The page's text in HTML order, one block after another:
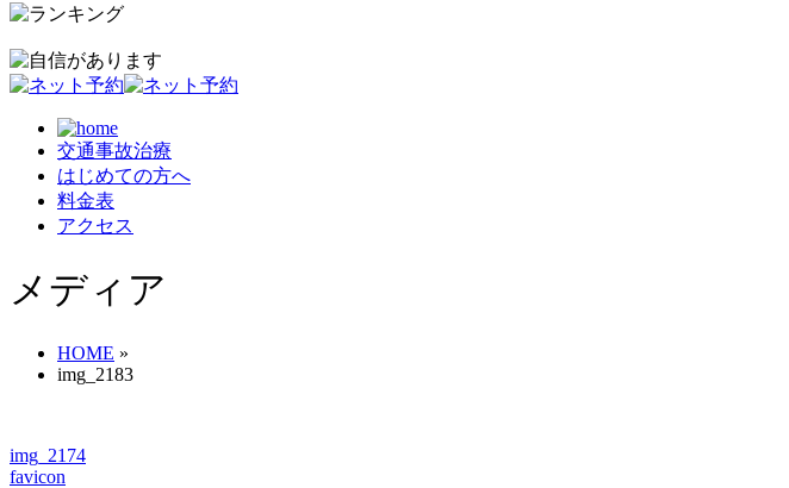
交通事故治療
はじめての方へ
料金表
アクセス
メディア
HOME »
img_2183
img_2174
favicon